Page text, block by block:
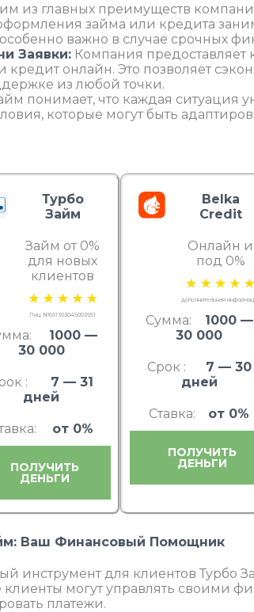
из главных преимуществ
займа или кредита
важно в случае срочных
Заявки: Компания предоставляет
кредит онлайн. Это позволяет
из любой точки.
понимает, что каждая ситуация
которые могут быть
Турбо
Займ
Займ от 0%
для новых
клиентов
Лиц. №651303045003951
1000 —
30 000
:
7 — 31
дней
от 0%
ПОЛУЧИТЬ
ДЕНЬГИ
Belka
Credit
Онлайн и
под 0%
дополнительная
Сумма:
1000 —
30 000
Срок :
7 — 30
дней
Ставка: от 0%
ПОЛУЧИТЬ
ДЕНЬГИ
Ваш Финансовый Помощник
инструмент для клиентов Турбо
могут управлять своими
платежи.